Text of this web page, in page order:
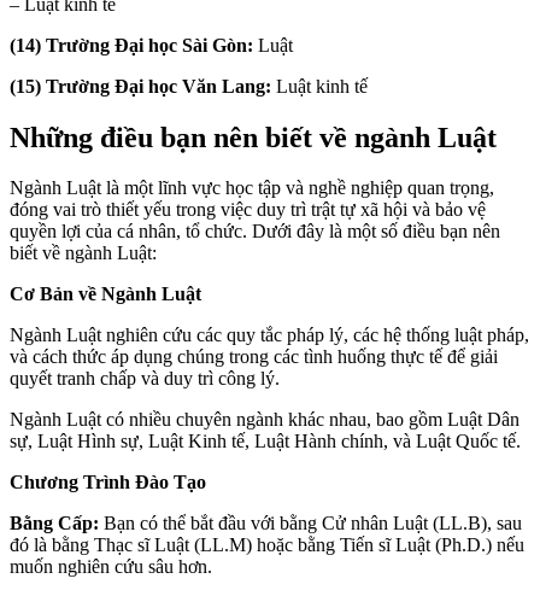
(14) Trường Đại học Sài Gòn: Luật
(15) Trường Đại học Văn Lang: Luật kinh tế
Những điều bạn nên biết về ngành Luật
Ngành Luật là một lĩnh vực học tập và nghề nghiệp quan trọng,
đóng vai trò thiết yếu trong việc duy trì trật tự xã hội và bảo vệ
quyền lợi của cá nhân, tổ chức. Dưới đây là một số điều bạn nên
biết về ngành Luật:
Cơ Bản về Ngành Luật
Ngành Luật nghiên cứu các quy tắc pháp lý, các hệ thống luật pháp,
và cách thức áp dụng chúng trong các tình huống thực tế để giải
quyết tranh chấp và duy trì công lý.
Ngành Luật có nhiều chuyên ngành khác nhau, bao gồm Luật Dân
sự, Luật Hình sự, Luật Kinh tế, Luật Hành chính, và Luật Quốc tế.
Chương Trình Đào Tạo
Bằng Cấp: Bạn có thể bắt đầu với bằng Cử nhân Luật (LL.B), sau
đó là bằng Thạc sĩ Luật (LL.M) hoặc bằng Tiến sĩ Luật (Ph.D.) nếu
muốn nghiên cứu sâu hơn.